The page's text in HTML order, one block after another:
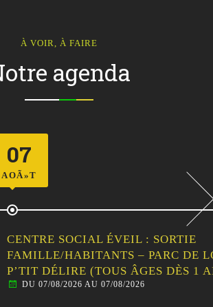
À VOIR, À FAIRE
agenda
ÉVEIL : SORTIE
– PARC DE LOISIRS LE
(TOUS ÂGES DÈS 1 AN)
AU 07/08/2026